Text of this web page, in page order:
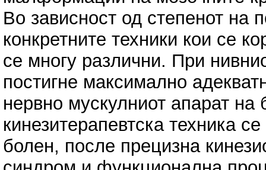
Во зависност од степенот на
конкретните техники кои се
се многу различни. При
постигне максимално
нервно мускулниот апарат на
кинезитерапевтска техника
болен, после прецизна